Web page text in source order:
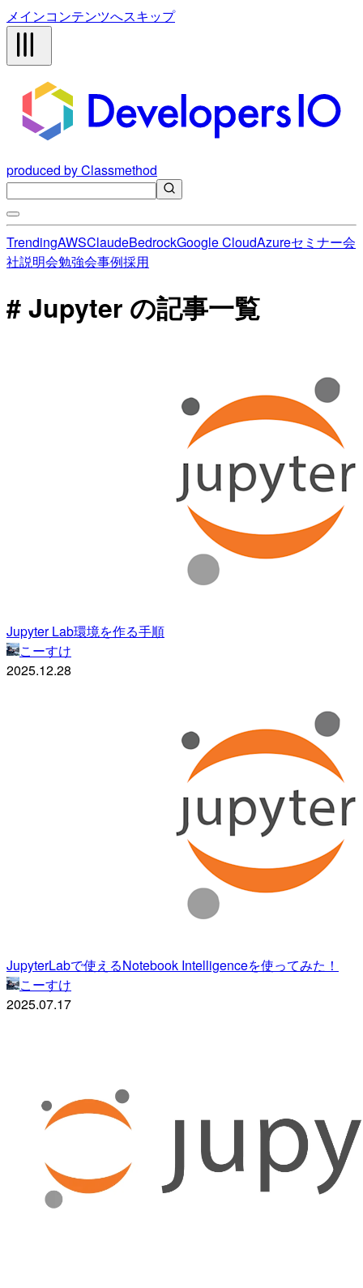
メインコンテンツへスキップ
produced by Classmethod
TrendingAWSClaudeBedrockGoogle CloudAzureセミナー会
社説明会勉強会事例採用
# Jupyter の記事一覧
Jupyter Lab環境を作る手順
こーすけ
2025.12.28
JupyterLabで使えるNotebook Intelligenceを使ってみた！
こーすけ
2025.07.17